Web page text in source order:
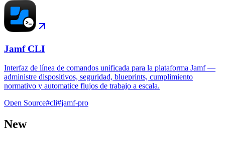
Jamf CLI
Interfaz de línea de comandos unificada para la plataforma Jamf —
administre dispositivos, seguridad, blueprints, cumplimiento
normativo y automatice flujos de trabajo a escala.
Open Source#cli#jamf-pro
New